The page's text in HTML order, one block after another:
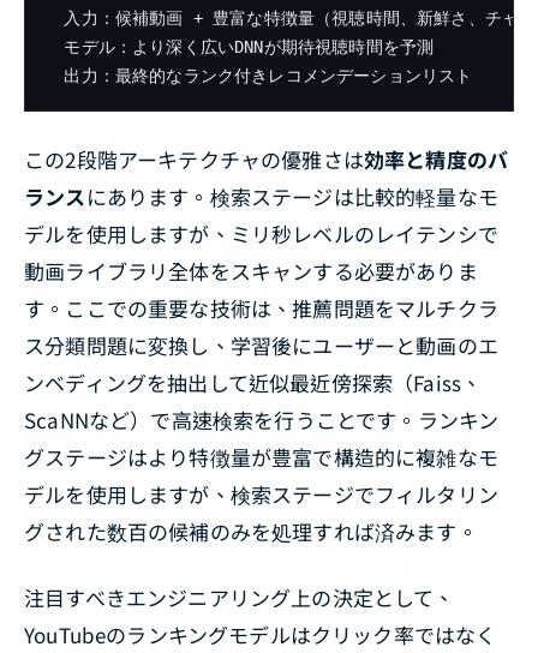
入力：候補動画 + 豊富な特徴量（視聴時間、新鮮さ、チャ
  モデル：より深く広いDNNが期待視聴時間を予測
この2段階アーキテクチャの優雅さは効率と精度のバ
ランスにあります。検索ステージは比較的軽量なモ
デルを使用しますが、ミリ秒レベルのレイテンシで
動画ライブラリ全体をスキャンする必要がありま
す。ここでの重要な技術は、推薦問題をマルチクラ
ス分類問題に変換し、学習後にユーザーと動画のエ
ンベディングを抽出して近似最近傍探索（Faiss、
ScaNNなど）で高速検索を行うことです。ランキン
グステージはより特徴量が豊富で構造的に複雑なモ
デルを使用しますが、検索ステージでフィルタリン
グされた数百の候補のみを処理すれば済みます。
注目すべきエンジニアリング上の決定として、
YouTubeのランキングモデルはクリック率ではなく